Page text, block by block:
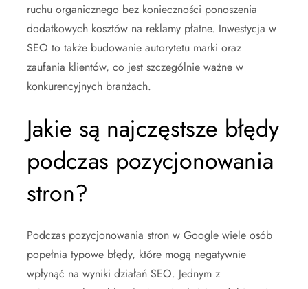
ruchu organicznego bez konieczności ponoszenia
dodatkowych kosztów na reklamy płatne. Inwestycja w
SEO to także budowanie autorytetu marki oraz
zaufania klientów, co jest szczególnie ważne w
konkurencyjnych branżach.
Jakie są najczęstsze błędy
podczas pozycjonowania
stron?
Podczas pozycjonowania stron w Google wiele osób
popełnia typowe błędy, które mogą negatywnie
wpłynąć na wyniki działań SEO. Jednym z